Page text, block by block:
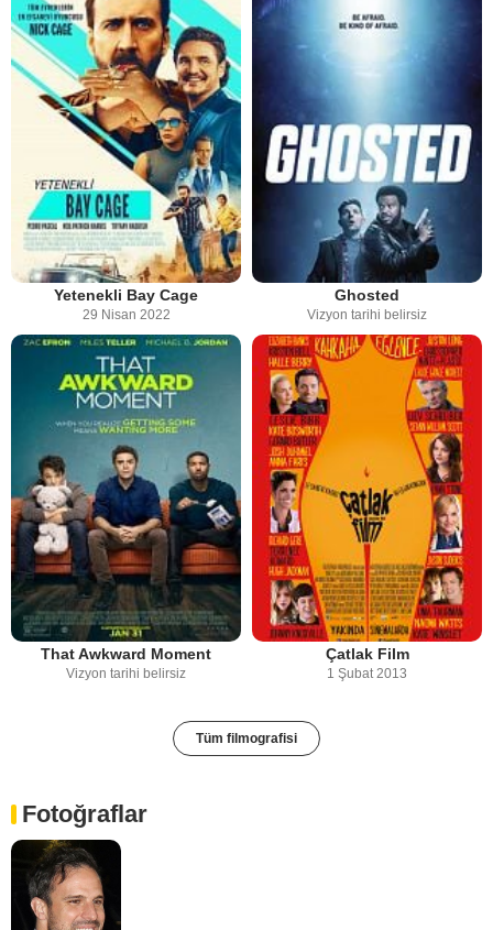
Yetenekli Bay Cage
29 Nisan 2022
Ghosted
Vizyon tarihi belirsiz
That Awkward Moment
Vizyon tarihi belirsiz
Çatlak Film
1 Şubat 2013
Tüm filmografisi
Fotoğraflar